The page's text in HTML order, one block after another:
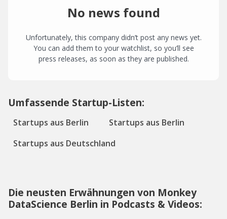
No news found
Unfortunately, this company didn’t post any news yet.
You can add them to your watchlist, so you’ll see
press releases, as soon as they are published.
Umfassende Startup-Listen:
Startups aus Berlin
Startups aus Berlin
Startups aus Deutschland
Die neusten Erwähnungen von Monkey
DataScience Berlin in Podcasts & Videos: